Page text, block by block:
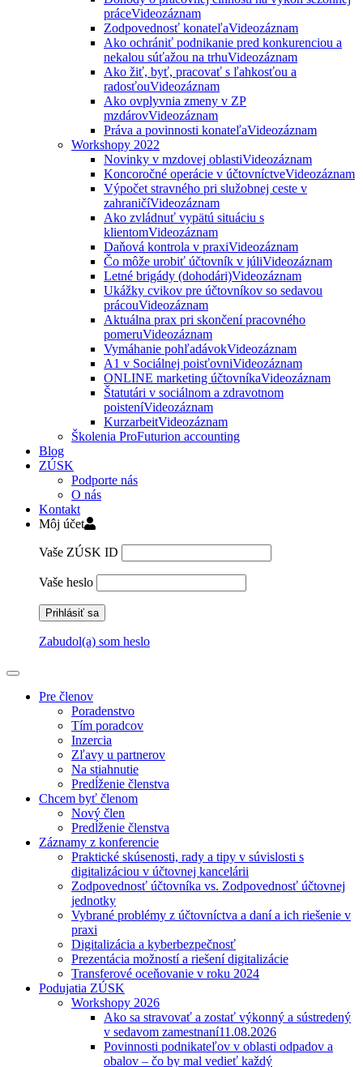
práceVideozáznam
Zodpovednosť konateľaVideozáznam
Ako ochrániť podnikanie pred konkurenciou a
nekalou súťažou na trhuVideozáznam
Ako žiť, byť, pracovať s ľahkosťou a
radosťouVideozáznam
Ako ovplyvnia zmeny v ZP
mzdárovVideozáznam
Práva a povinnosti konateľaVideozáznam
Workshopy 2022
Novinky v mzdovej oblastiVideozáznam
Koncoročné operácie v účtovníctveVideozáznam
Výpočet stravného pri služobnej ceste v
zahraničíVideozáznam
Ako zvládnuť vypätú situáciu s
klientomVideozáznam
Daňová kontrola v praxiVideozáznam
Čo môže urobiť účtovník v júliVideozáznam
Letné brigády (dohodári)Videozáznam
Ukážky cvikov pre účtovníkov so sedavou
prácouVideozáznam
Aktuálna prax pri skončení pracovného
pomeruVideozáznam
Vymáhanie pohľadávokVideozáznam
A1 v Sociálnej poisťovniVideozáznam
ONLINE marketing účtovníkaVideozáznam
Štatutári v sociálnom a zdravotnom
poisteníVideozáznam
KurzarbeitVideozáznam
Školenia ProFuturion accounting
Blog
ZÚSK
Podporte nás
O nás
Kontakt
Môj účet
Vaše ZÚSK ID
Vaše heslo
Zabudol(a) som heslo
Pre členov
Poradenstvo
Tím poradcov
Inzercia
Zľavy u partnerov
Na stiahnutie
Predĺženie členstva
Chcem byť členom
Nový člen
Predĺženie členstva
Záznamy z konferencie
Praktické skúsenosti, rady a tipy v súvislosti s
digitalizáciou v účtovnej kancelárii
Zodpovednosť účtovníka vs. Zodpovednosť účtovnej
jednotky
Vybrané problémy z účtovníctva a daní a ich riešenie v
praxi
Digitalizácia a kyberbezpečnosť
Prezentácia možností a riešení digitalizácie
Transferové oceňovanie v roku 2024
Podujatia ZÚSK
Workshopy 2026
Ako sa stravovať a zostať výkonný a sústredený
v sedavom zamestnaní11.08.2026
Povinnosti podnikateľov v oblasti odpadov a
obalov – čo by mal vedieť každý